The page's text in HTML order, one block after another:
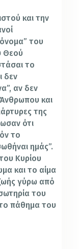
και την
όνομα” του
Θεού
το
δεν
αν δεν
και
της
ότι
το
ημάς”.
Κυρίου
και το αίμα
γύρω από
του
πάθημα του